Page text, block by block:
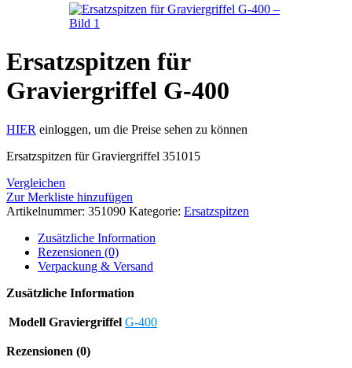
Ersatzspitzen für
Graviergriffel G-400
HIER einloggen, um die Preise sehen zu können
Ersatzspitzen für Graviergriffel 351015
Vergleichen
Zur Merkliste hinzufügen
Artikelnummer: 351090 Kategorie: Ersatzspitzen
Zusätzliche Information
Rezensionen (0)
Verpackung & Versand
Zusätzliche Information
Modell Graviergriffel G-400
Rezensionen (0)